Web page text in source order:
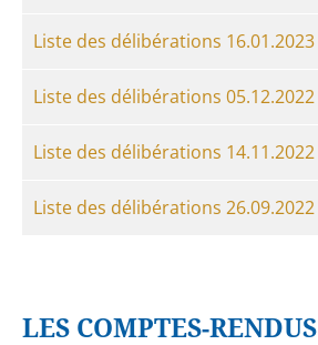
Liste des délibérations 16.01.2023
Liste des délibérations 05.12.2022
Liste des délibérations 14.11.2022
Liste des délibérations 26.09.2022
LES COMPTES-RENDUS